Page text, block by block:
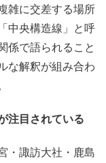
雑に交差する場所
中央構造線」と呼
係で語られること
な解釈が組み合わ
注目されている
・諏訪大社・鹿島